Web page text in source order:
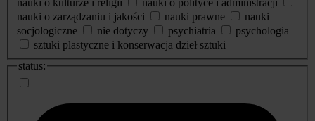
nauki o zarządzaniu i jakości
nauki prawne
nauki
socjologiczne
nie dotyczy psychiatria
psychologia
sztuki plastyczne i konserwacja dzieł sztuki
status: